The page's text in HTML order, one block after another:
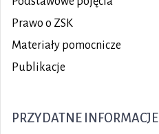
Prawo o ZSK
Materiały pomocnicze
Publikacje
PRZYDATNE INFORMACJE